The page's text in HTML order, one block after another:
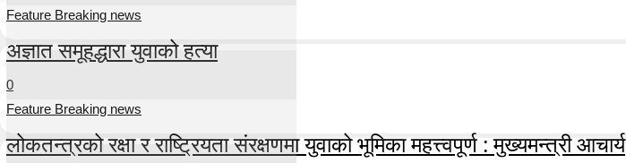
Feature Breaking news
अज्ञात समूहद्धारा युवाको हत्या
0
Feature Breaking news
लोकतन्त्रको रक्षा र राष्ट्रियता संरक्षणमा युवाको भूमिका महत्त्वपूर्ण : मुख्यमन्त्री आचार्य